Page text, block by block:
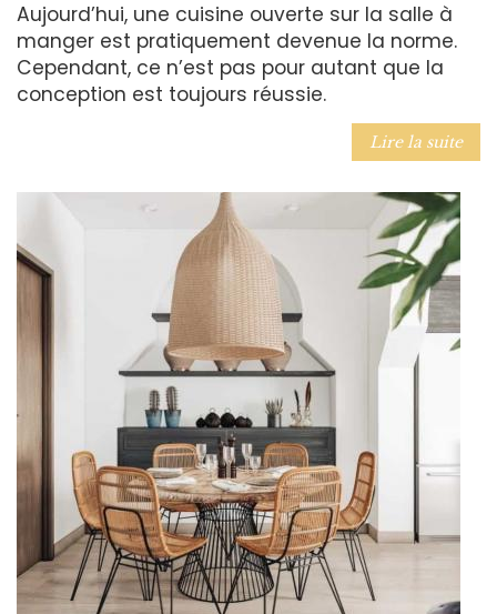
Aujourd’hui, une cuisine ouverte sur la salle à
manger est pratiquement devenue la norme.
Cependant, ce n’est pas pour autant que la
conception est toujours réussie.
Lire la suite